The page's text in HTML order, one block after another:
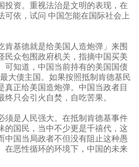
投资。重视法治是文明的表现，在
可依，试问 中国怎能在国际社会上
肯基德就是给美国人造炮弹」来围
民众包围政府机关，指摘中国买美
可知道，中国当前持有的美国国债
大债主国。如果按照抵制肯德基民
真正给美国造炮弹。中国当政者目
只会引火自焚，自吃苦果。
须是人民强大。在抵制肯德基事件
的国民，当中不少更是千禧代，这
中国当局政者不但没有阻止这种愚
在恶性循环的环境下，中国的未来